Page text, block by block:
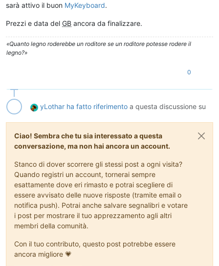
sarà attivo il buon MyKeyboard.
Prezzi e data del GB ancora da finalizzare.
«Quanto legno roderebbe un roditore se un roditore potesse rodere il
legno?»
0
yLothar ha fatto riferimento a questa discussione su
Ciao! Sembra che tu sia interessato a questa
conversazione, ma non hai ancora un account.
Stanco di dover scorrere gli stessi post a ogni visita?
Quando registri un account, tornerai sempre
esattamente dove eri rimasto e potrai scegliere di
essere avvisato delle nuove risposte (tramite email o
notifica push). Potrai anche salvare segnalibri e votare
i post per mostrare il tuo apprezzamento agli altri
membri della comunità.
Con il tuo contributo, questo post potrebbe essere
ancora migliore 💗